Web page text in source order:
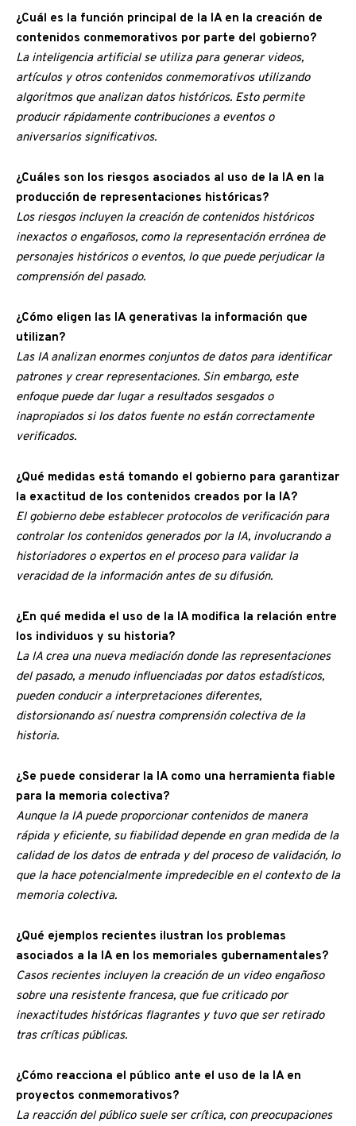
¿Cuál es la función principal de la IA en la creación de
contenidos conmemorativos por parte del gobierno?
La inteligencia artificial se utiliza para generar videos,
artículos y otros contenidos conmemorativos utilizando
algoritmos que analizan datos históricos. Esto permite
producir rápidamente contribuciones a eventos o
aniversarios significativos.
¿Cuáles son los riesgos asociados al uso de la IA en la
producción de representaciones históricas?
Los riesgos incluyen la creación de contenidos históricos
inexactos o engañosos, como la representación errónea de
personajes históricos o eventos, lo que puede perjudicar la
comprensión del pasado.
¿Cómo eligen las IA generativas la información que
utilizan?
Las IA analizan enormes conjuntos de datos para identificar
patrones y crear representaciones. Sin embargo, este
enfoque puede dar lugar a resultados sesgados o
inapropiados si los datos fuente no están correctamente
verificados.
¿Qué medidas está tomando el gobierno para garantizar
la exactitud de los contenidos creados por la IA?
El gobierno debe establecer protocolos de verificación para
controlar los contenidos generados por la IA, involucrando a
historiadores o expertos en el proceso para validar la
veracidad de la información antes de su difusión.
¿En qué medida el uso de la IA modifica la relación entre
los individuos y su historia?
La IA crea una nueva mediación donde las representaciones
del pasado, a menudo influenciadas por datos estadísticos,
pueden conducir a interpretaciones diferentes,
distorsionando así nuestra comprensión colectiva de la
historia.
¿Se puede considerar la IA como una herramienta fiable
para la memoria colectiva?
Aunque la IA puede proporcionar contenidos de manera
rápida y eficiente, su fiabilidad depende en gran medida de la
calidad de los datos de entrada y del proceso de validación, lo
que la hace potencialmente impredecible en el contexto de la
memoria colectiva.
¿Qué ejemplos recientes ilustran los problemas
asociados a la IA en los memoriales gubernamentales?
Casos recientes incluyen la creación de un video engañoso
sobre una resistente francesa, que fue criticado por
inexactitudes históricas flagrantes y tuvo que ser retirado
tras críticas públicas.
¿Cómo reacciona el público ante el uso de la IA en
proyectos conmemorativos?
La reacción del público suele ser crítica, con preocupaciones